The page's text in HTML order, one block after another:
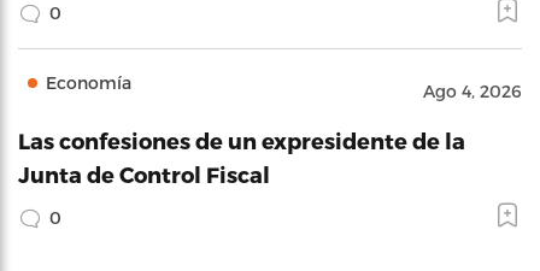
0
Economía Ago 4, 2026
Las confesiones de un expresidente de la
Junta de Control Fiscal
0